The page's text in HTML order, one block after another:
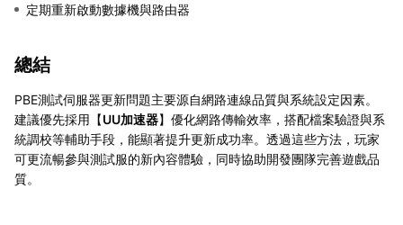
定期重新啟動數據機與路由器
總結
PBE測試伺服器更新問題主要源自網路連線品質與系統設定因素。
建議優先採用【UU加速器】優化網路傳輸效率，搭配檔案驗證與系
統調校等輔助手段，能顯著提升更新成功率。透過這些方法，玩家
可更流暢參與測試服的新內容體驗，同時協助開發團隊完善遊戲品
質。